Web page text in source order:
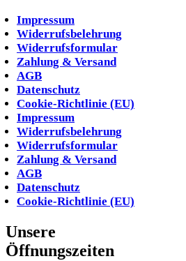
Impressum
Widerrufsbelehrung
Widerrufsformular
Zahlung & Versand
AGB
Datenschutz
Cookie-Richtlinie (EU)
Impressum
Widerrufsbelehrung
Widerrufsformular
Zahlung & Versand
AGB
Datenschutz
Cookie-Richtlinie (EU)
Unsere
Öffnungszeiten